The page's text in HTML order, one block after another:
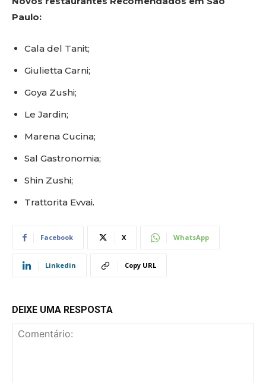
Paulo:
Cala del Tanit;
Giulietta Carni;
Goya Zushi;
Le Jardin;
Marena Cucina;
Sal Gastronomia;
Shin Zushi;
Trattorita Evvai.
Facebook X WhatsApp
Linkedin Copy URL
DEIXE UMA RESPOSTA